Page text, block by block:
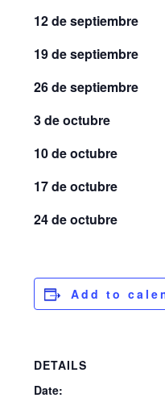
12 de septiembre
19 de septiembre
26 de septiembre
3 de octubre
10 de octubre
17 de octubre
24 de octubre
Add to
DETAILS
Date: